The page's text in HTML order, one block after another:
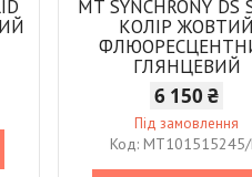
MT SYNCHRONY DS
КОЛІР ЖОВТИЙ
ГЛЯНЦЕВИЙ
6 150 ₴
Під замовлення